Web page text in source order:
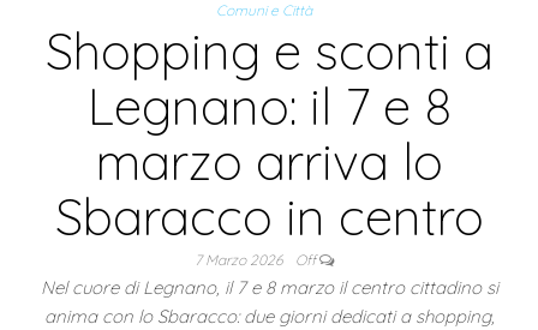
Comuni e Città
Shopping e sconti a
Legnano: il 7 e 8
marzo arriva lo
Sbaracco in centro
7 Marzo 2026 Off
Nel cuore di Legnano, il 7 e 8 marzo il centro cittadino si
anima con lo Sbaracco: due giorni dedicati a shopping,